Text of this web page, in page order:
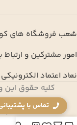
تماس با
شعب فروشگاه های
امور مشترکین و ارتباط
نماد اعتماد الکترونیکی
کلیه حقوق این